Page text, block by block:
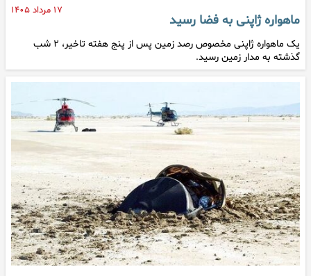
۱۷ مرداد ۱۴۰۵
ماهواره ژاپنی به فضا رسید
یک ماهواره ژاپنی مخصوص رصد زمین پس از پنج هفته تاخیر، ۲ شب
گذشته به مدار زمین رسید.